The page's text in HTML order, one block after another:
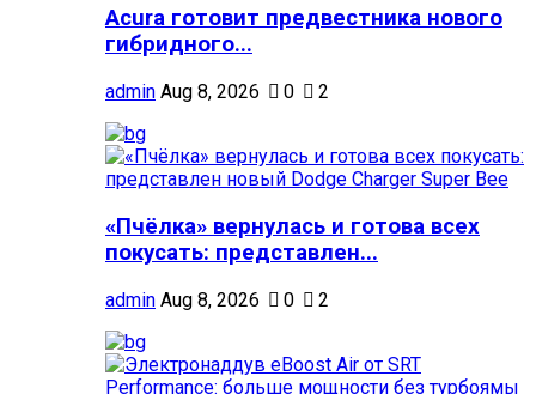
Acura готовит предвестника нового
гибридного...
admin Aug 8, 2026 0 2
«Пчёлка» вернулась и готова всех
покусать: представлен...
admin Aug 8, 2026 0 2